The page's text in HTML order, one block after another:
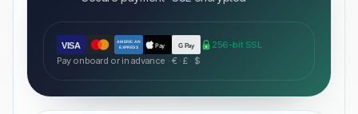
VISA
AMERICAN
EXPRESS
Pay G Pay
256-bit SSL
Pay onboard or in advance · € · £ · $